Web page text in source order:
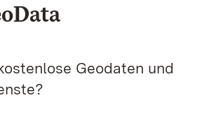
Geodaten und